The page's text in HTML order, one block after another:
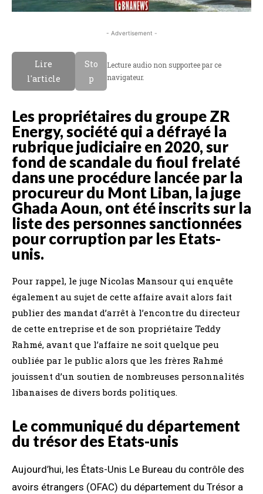
- Advertisement -
Lire
l'article
Sto
p
Lecture audio non supportee par ce
navigateur.
Les propriétaires du groupe ZR
Energy, société qui a défrayé la
rubrique judiciaire en 2020, sur
fond de scandale du fioul frelaté
dans une procédure lancée par la
procureur du Mont Liban, la juge
Ghada Aoun, ont été inscrits sur la
liste des personnes sanctionnées
pour corruption par les Etats-
unis.
Pour rappel, le juge Nicolas Mansour qui enquête
également au sujet de cette affaire avait alors fait
publier des mandat d’arrêt à l’encontre du directeur
de cette entreprise et de son propriétaire Teddy
Rahmé, avant que l’affaire ne soit quelque peu
oubliée par le public alors que les frères Rahmé
jouissent d’un soutien de nombreuses personnalités
libanaises de divers bords politiques.
Le communiqué du département
du trésor des Etats-unis
Aujourd’hui, les États-Unis Le Bureau du contrôle des
avoirs étrangers (OFAC) du département du Trésor a